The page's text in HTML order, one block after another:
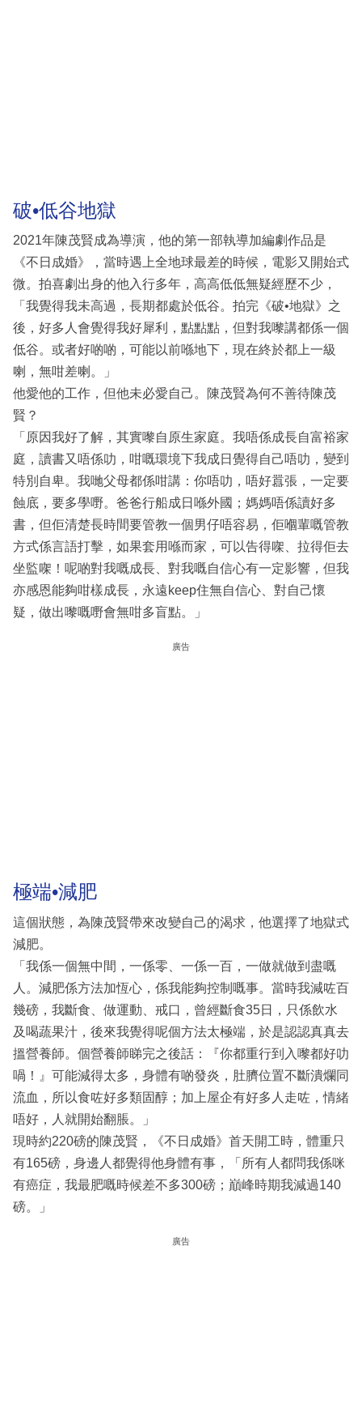
破•低谷地獄
2021年陳茂賢成為導演，他的第一部執導加編劇作品是
《不日成婚》，當時遇上全地球最差的時候，電影又開始式
微。拍喜劇出身的他入行多年，高高低低無疑經歷不少，
「我覺得我未高過，長期都處於低谷。拍完《破•地獄》之
後，好多人會覺得我好犀利，點點點，但對我嚟講都係一個
低谷。或者好啲啲，可能以前喺地下，現在終於都上一級
喇，無咁差喇。」
他愛他的工作，但他未必愛自己。陳茂賢為何不善待陳茂
賢？
「原因我好了解，其實嚟自原生家庭。我唔係成長自富裕家
庭，讀書又唔係叻，咁嘅環境下我成日覺得自己唔叻，變到
特別自卑。我哋父母都係咁講：你唔叻，唔好囂張，一定要
蝕底，要多學嘢。爸爸行船成日喺外國；媽媽唔係讀好多
書，但佢清楚長時間要管教一個男仔唔容易，佢嗰輩嘅管教
方式係言語打擊，如果套用喺而家，可以告得㗎、拉得佢去
坐監㗎！呢啲對我嘅成長、對我嘅自信心有一定影響，但我
亦感恩能夠咁樣成長，永遠keep住無自信心、對自己懷
疑，做出嚟嘅嘢會無咁多盲點。」
廣告
極端•減肥
這個狀態，為陳茂賢帶來改變自己的渴求，他選擇了地獄式
減肥。
「我係一個無中間，一係零、一係一百，一做就做到盡嘅
人。減肥係方法加恆心，係我能夠控制嘅事。當時我減咗百
幾磅，我斷食、做運動、戒口，曾經斷食35日，只係飲水
及喝蔬果汁，後來我覺得呢個方法太極端，於是認認真真去
搵營養師。個營養師睇完之後話：『你都重行到入嚟都好叻
喎！』可能減得太多，身體有啲發炎，肚臍位置不斷潰爛同
流血，所以食咗好多類固醇；加上屋企有好多人走咗，情緒
唔好，人就開始翻脹。」
現時約220磅的陳茂賢，《不日成婚》首天開工時，體重只
有165磅，身邊人都覺得他身體有事，「所有人都問我係咪
有癌症，我最肥嘅時候差不多300磅；巔峰時期我減過140
磅。」
廣告